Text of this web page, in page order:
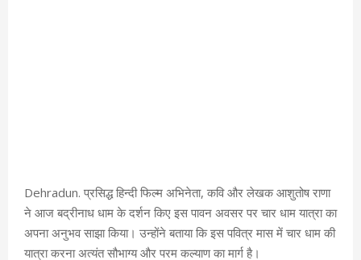
Dehradun. प्रसिद्ध हिन्दी फिल्म अभिनेता, कवि और लेखक आशुतोष राणा
ने आज बद्रीनाध धाम के दर्शन किए इस पावन अवसर पर चार धाम यात्रा का
अपना अनुभव साझा किया। उन्होंने बताया कि इस पवित्र मास में चार धाम की
यात्रा करना अत्यंत सौभाग्य और परम कल्याण का मार्ग है।